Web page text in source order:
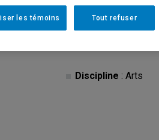
Discipline : Arts
Tout refuser
les témoins